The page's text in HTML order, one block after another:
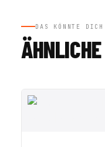
DAS KÖNNTE
ÄHNLICHE